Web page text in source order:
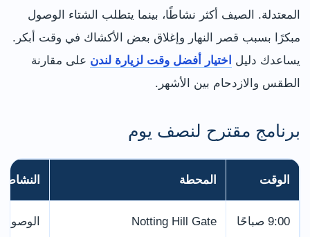
المعتدلة. الصيف أكثر نشاطًا، بينما يتطلب الشتاء الوصول
مبكرًا بسبب قصر النهار وإغلاق بعض الأكشاك في وقت أبكر.
يساعدك دليل
اختيار أفضل وقت لزيارة لندن على مقارنة
الطقس والازدحام بين الأشهر.
برنامج مقترح لنصف يوم
الوقت المحطة النشاط
9:00 صباحًا Notting Hill Gate